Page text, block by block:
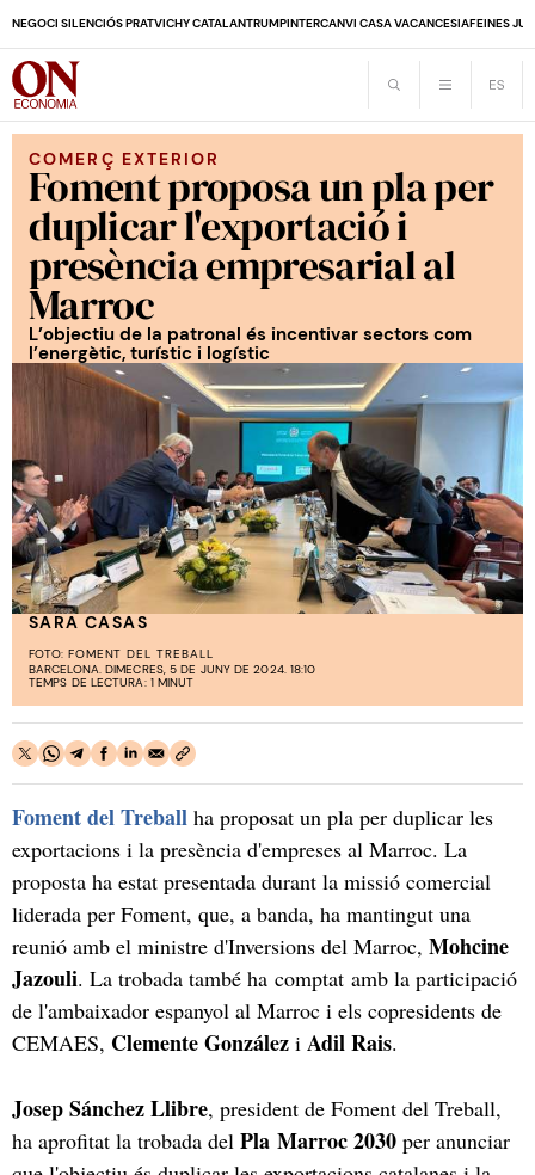
NEGOCI SILENCIÓS PRATVICHY CATALANTRUMPINTERCANVI CASA VACANCESIAFEINES
COMERÇ EXTERIOR
Foment proposa un pla per
duplicar l'exportació i
presència empresarial al
Marroc
L’objectiu de la patronal és incentivar sectors com
l’energètic, turístic i logístic
SARA CASAS
FOTO: FOMENT DEL TREBALL
BARCELONA. DIMECRES, 5 DE JUNY DE 2024. 18:10
TEMPS DE LECTURA: 1 MINUT
Foment del Treball ha proposat un pla per duplicar les
exportacions i la presència d'empreses al Marroc. La
proposta ha estat presentada durant la missió comercial
liderada per Foment, que, a banda, ha mantingut una
reunió amb el ministre d'Inversions del Marroc, Mohcine
Jazouli. La trobada també ha comptat amb la participació
de l'ambaixador espanyol al Marroc i els copresidents de
CEMAES, Clemente González i Adil Rais.
Josep Sánchez Llibre, president de Foment del Treball,
ha aprofitat la trobada del Pla Marroc 2030 per anunciar